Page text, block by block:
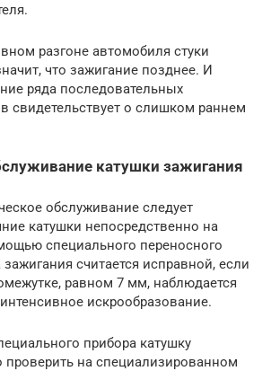
разгоне автомобиля стуки
что зажигание позднее. И
ряда последовательных
свидетельствует о слишком раннем
катушки зажигания
обслуживание следует
катушки непосредственно на
специального переносного
считается исправной, если
равном 7 мм, наблюдается
искрообразование.
прибора катушку
на специализированном